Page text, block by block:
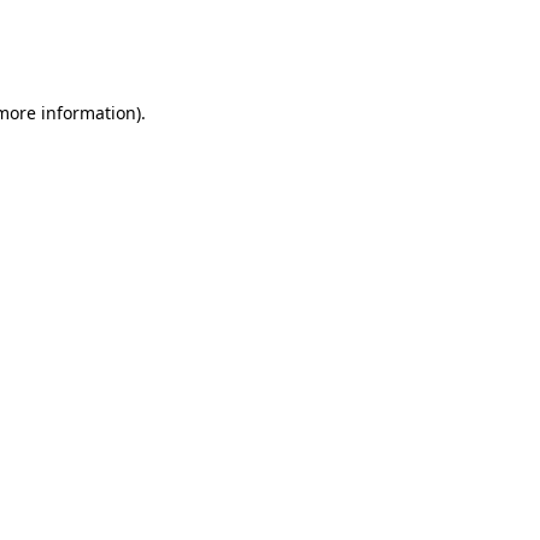
information).